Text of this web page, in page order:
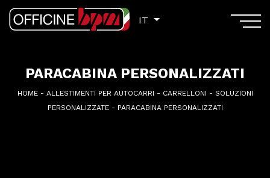
IT
PARACABINA PERSONALIZZATI
HOME- ALLESTIMENTI PER AUTOCARRI - CARRELLONI - SOLUZIONI
PERSONALIZZATE- PARACABINA PERSONALIZZATI